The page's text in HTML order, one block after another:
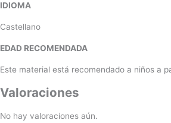
IDIOMA
Castellano
EDAD RECOMENDADA
Este material está recomendado a niños a
Valoraciones
No hay valoraciones aún.